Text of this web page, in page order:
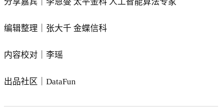
分享嘉宾｜李恩燮 太平金科 人工智能算法专家
编辑整理｜张大千 金蝶信科
内容校对｜李瑶
出品社区｜DataFun